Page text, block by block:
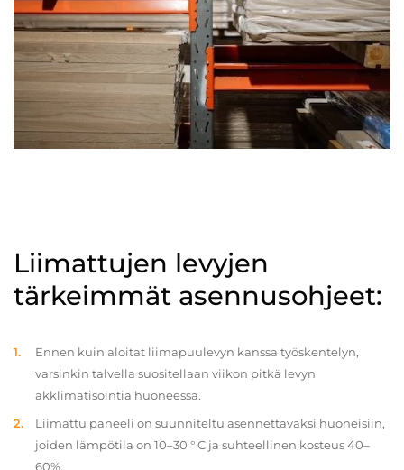
Liimattujen levyjen
tärkeimmät asennusohjeet:
Ennen kuin aloitat liimapuulevyn kanssa työskentelyn,
varsinkin talvella suositellaan viikon pitkä levyn
akklimatisointia huoneessa.
Liimattu paneeli on suunniteltu asennettavaksi huoneisiin,
joiden lämpötila on 10–30 ° C ja suhteellinen kosteus 40–
60%.